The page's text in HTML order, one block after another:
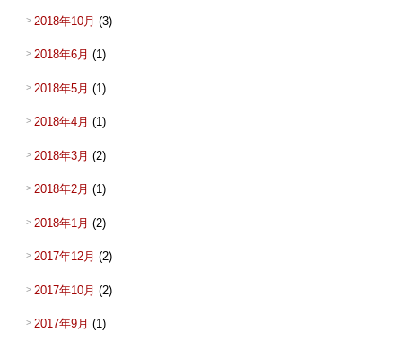
2018年10月 (3)
2018年6月 (1)
2018年5月 (1)
2018年4月 (1)
2018年3月 (2)
2018年2月 (1)
2018年1月 (2)
2017年12月 (2)
2017年10月 (2)
2017年9月 (1)